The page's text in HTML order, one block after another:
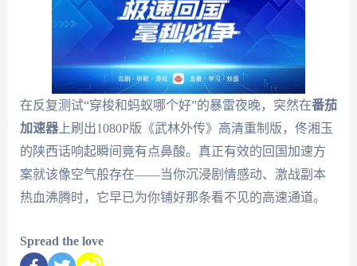
在反复测试“穿梭和蚂蚁哪个好”的暴雷夜晚，突然在番茄
加速器上刷出1080P版《武林外传》高清重制版，佟湘玉
的陕西话响起瞬间竟有点鼻酸。真正有效的回国加速方
案就该像空气般存在——当你沉浸剧情感动、激战副本
热血沸腾时，它早已为你铺好那条看不见的高速通道。
Spread the love